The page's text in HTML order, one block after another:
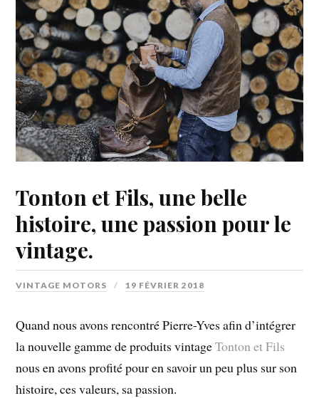
Tonton et Fils, une belle
histoire, une passion pour le
vintage.
VINTAGE MOTORS 19 FÉVRIER 2018
Quand nous avons rencontré Pierre-Yves afin d’intégrer
la nouvelle gamme de produits vintageTonton et Fils
nous en avons profité pour en savoir un peu plus sur son
histoire, ces valeurs, sa passion.